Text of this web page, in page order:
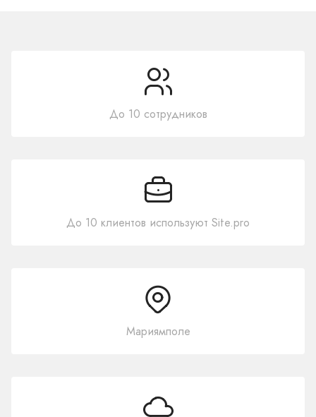
До 10 сотрудников
До 10 клиентов используют Site.pro
Мариямполе